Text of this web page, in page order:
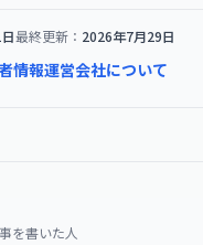
最終更新： 2026年7月29日
情報運営会社について
を書いた人